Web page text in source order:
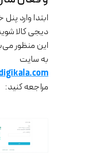
ابتدا وارد پنل خود در
دیجی کالا شوید، برای
این منظور می‌بایست
به سایت
seller.digikala.com
مراجعه کنید: